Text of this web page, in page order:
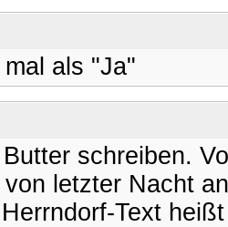
als "Ja"
schreiben.
letzter Nacht
Text